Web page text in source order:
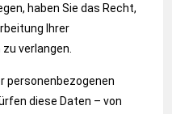
haben Sie das Recht,
Ihrer
verlangen.
personenbezogenen
diese Daten – von